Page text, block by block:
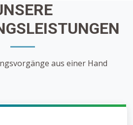
aus einer Hand